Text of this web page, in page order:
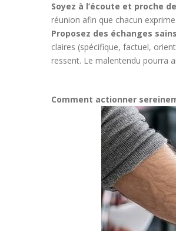
Soyez à l’écoute et proche
réunion afin que chacun
Proposez des échanges
claires (spécifique, factuel,
ressent. Le malentendu pourra
Comment actionner